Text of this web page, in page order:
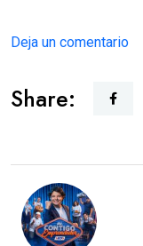
Deja un comentario
Share: